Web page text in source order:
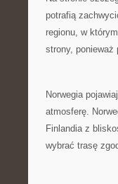
potrafią
regionu, w
strony, ponieważ
Norwegia
atmosferę.
Finlandia z
wybrać trasę